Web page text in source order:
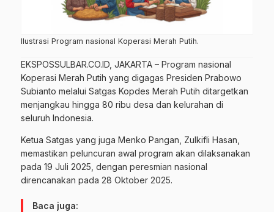
Ilustrasi Program nasional Koperasi Merah Putih.
EKSPOSSULBAR.CO.ID, JAKARTA – Program nasional
Koperasi Merah Putih yang digagas Presiden Prabowo
Subianto melalui Satgas Kopdes Merah Putih ditargetkan
menjangkau hingga 80 ribu desa dan kelurahan di
seluruh Indonesia.
Ketua Satgas yang juga Menko Pangan, Zulkifli Hasan,
memastikan peluncuran awal program akan dilaksanakan
pada 19 Juli 2025, dengan peresmian nasional
direncanakan pada 28 Oktober 2025.
Baca juga: